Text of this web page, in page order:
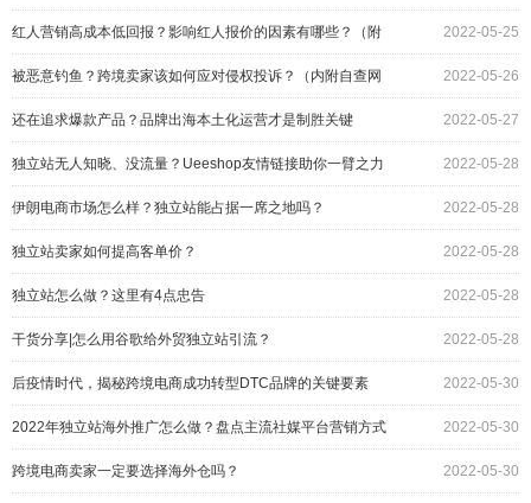
红人营销高成本低回报？影响红人报价的因素有哪些？（附
赠工具）
2022-05-25
被恶意钓鱼？跨境卖家该如何应对侵权投诉？（内附自查网
站）
2022-05-26
还在追求爆款产品？品牌出海本土化运营才是制胜关键 2022-05-27
独立站无人知晓、没流量？Ueeshop友情链接助你一臂之力 2022-05-28
伊朗电商市场怎么样？独立站能占据一席之地吗？ 2022-05-28
独立站卖家如何提高客单价？ 2022-05-28
独立站怎么做？这里有4点忠告 2022-05-28
干货分享|怎么用谷歌给外贸独立站引流？ 2022-05-28
后疫情时代，揭秘跨境电商成功转型DTC品牌的关键要素 2022-05-30
2022年独立站海外推广怎么做？盘点主流社媒平台营销方式 2022-05-30
跨境电商卖家一定要选择海外仓吗？ 2022-05-30